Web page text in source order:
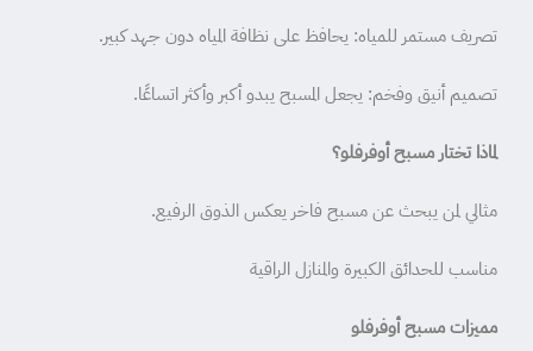
تصريف مستمر للمياه: يحافظ على نظافة المياه دون جهد كبير.
تصميم أنيق وفخم: يجعل المسبح يبدو أكبر وأكثر اتساعًا.
لماذا تختار مسبح أوفرفلو؟
مثالي لمن يبحث عن مسبح فاخر يعكس الذوق الرفيع.
مناسب للحدائق الكبيرة والمنازل الراقية
مميزات مسبح أوفرفلو